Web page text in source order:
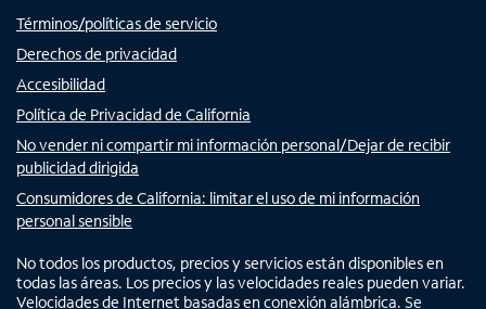
Términos/políticas de servicio
Derechos de privacidad
Accesibilidad
Política de Privacidad de California
No vender ni compartir mi información personal/Dejar de recibir
publicidad dirigida
Consumidores de California: limitar el uso de mi información
personal sensible
No todos los productos, precios y servicios están disponibles en
todas las áreas. Los precios y las velocidades reales pueden variar.
Velocidades de Internet basadas en conexión alámbrica. Se